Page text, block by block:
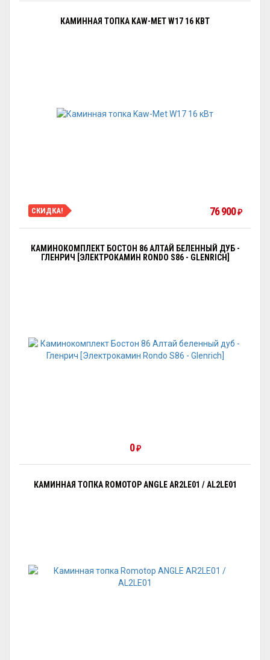
КАМИННАЯ ТОПКА KAW-MET W17 16 КВТ
СКИДКА! 76 900₽
КАМИНОКОМПЛЕКТ БОСТОН 86 АЛТАЙ БЕЛЕННЫЙ ДУБ -
ГЛЕНРИЧ [ЭЛЕКТРОКАМИН RONDO S86 - GLENRICH]
0₽
КАМИННАЯ ТОПКА ROMOTOP ANGLE AR2LE01 / AL2LE01